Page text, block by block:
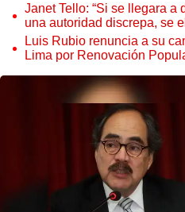
Janet Tello: “Si se llegara a
una autoridad discrepa, se
judicial”
Luis Rubio renuncia a su
Lima por Renovación